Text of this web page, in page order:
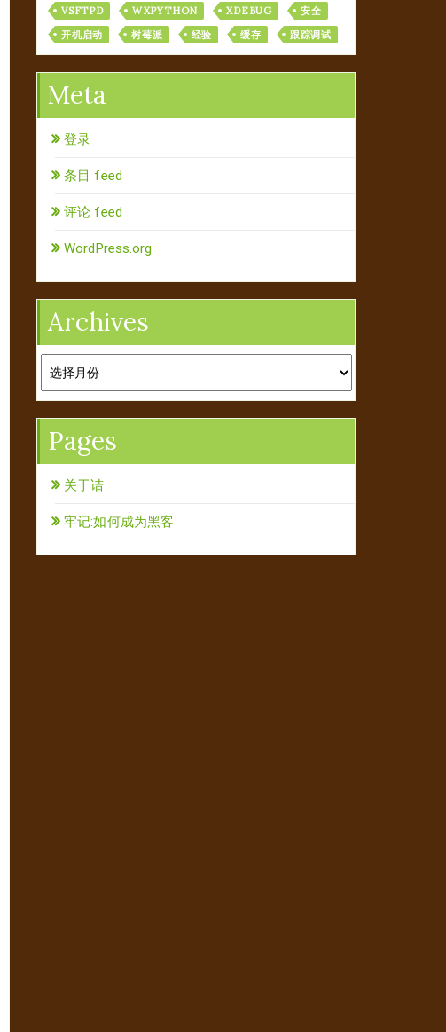
VSFTPD
WXPYTHON XDEBUG
安全
开机启动
树莓派 经验 缓存 跟踪调试
Meta
登录
条目 feed
评论 feed
WordPress.org
Archives
Pages
关于诘
牢记:如何成为黑客